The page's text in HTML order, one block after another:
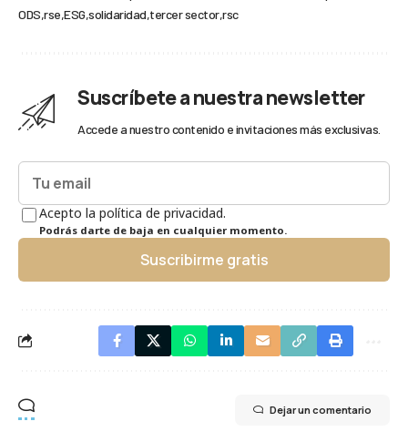
ODS rse ESG solidaridad tercer sector rsc
Suscríbete a nuestra newsletter
Accede a nuestro contenido e invitaciones más exclusivas.
Acepto la política de privacidad.
Podrás darte de baja en cualquier momento.
Suscribirme gratis
Dejar un comentario